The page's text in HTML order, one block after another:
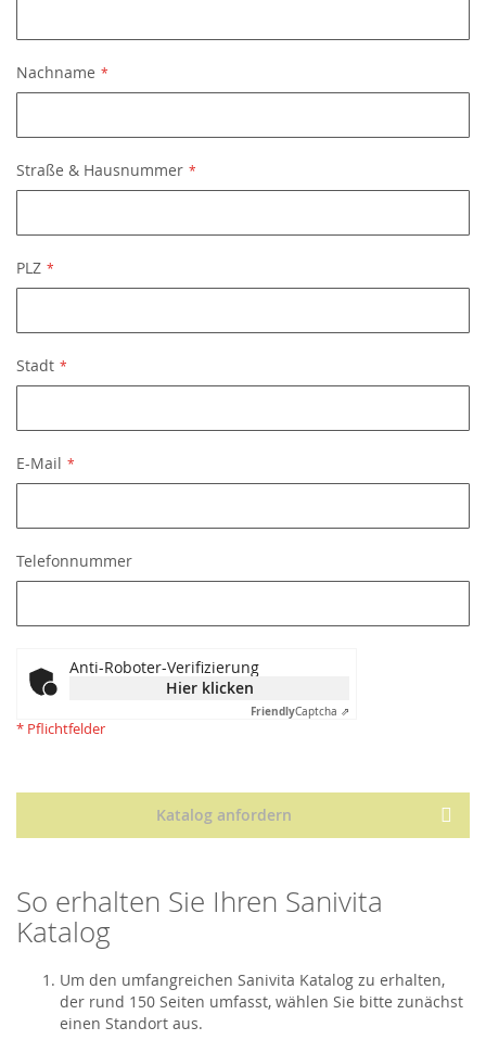
Nachname
Straße & Hausnummer
PLZ
Stadt
E-Mail
Telefonnummer
Anti-Roboter-Verifizierung
Hier klicken
FriendlyCaptcha ⇗
* Pflichtfelder
Katalog anfordern
So erhalten Sie Ihren Sanivita
Katalog
Um den umfangreichen Sanivita Katalog zu erhalten,
der rund 150 Seiten umfasst, wählen Sie bitte zunächst
einen Standort aus.